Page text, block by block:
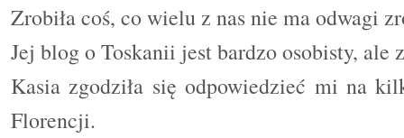
Zrobiła coś, co wielu z nas nie ma odwagi
Jej blog o Toskanii jest bardzo osobisty, ale
Kasia zgodziła się odpowiedzieć mi na
Florencji.